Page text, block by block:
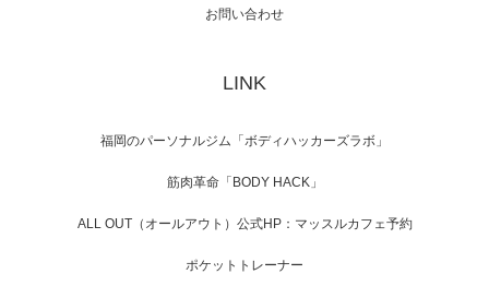
「ねとらぼ」さんに…
お問い合わせ
LINK
福岡のパーソナルジム「ボディハッカーズラボ」
筋肉革命「BODY HACK」
ALL OUT（オールアウト）公式HP：マッスルカフェ予約
ポケットトレーナー